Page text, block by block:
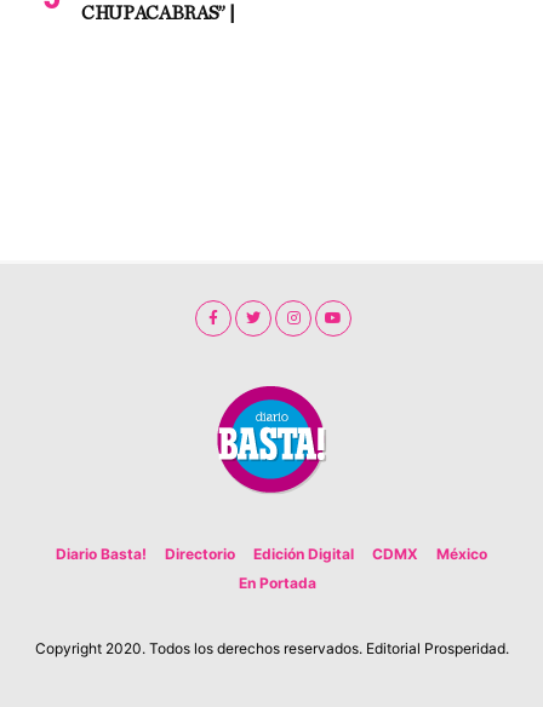
CHUPACABRAS” |
Diario Basta! Directorio Edición Digital CDMX
México
En Portada
Copyright 2020. Todos los derechos reservados. Editorial Prosperidad.